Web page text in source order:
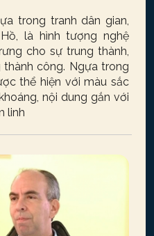
trong tranh dân gian,
là hình tượng nghệ
cho sự trung thành,
công. Ngựa trong
thể hiện với màu sắc
nội dung gắn với
linh